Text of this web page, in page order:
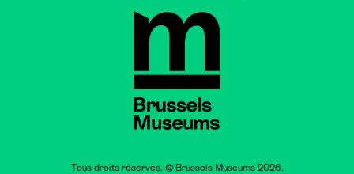
Brussels Museums
Tous droits réservés. © Brussels Museums 2026.